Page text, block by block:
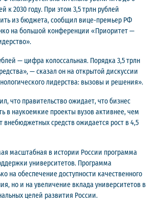
к 2030 году. При этом 3,5 трлн рублей
из бюджета, сообщил вице-премьер РФ
на большой конференции «Приоритет —
— цифра колоссальная. Порядка 3,5 трлн
— сказал он на открытой дискуссии
лидерства: вызовы и решения».
что правительство ожидает, что бизнес
в наукоемкие проекты вузов активнее, чем
внебюджетных средств ожидается рост в 4,5
масштабная в истории России программа
университетов. Программа
на обеспечение доступности качественного
но и на увеличение вклада университетов в
целей развития России.